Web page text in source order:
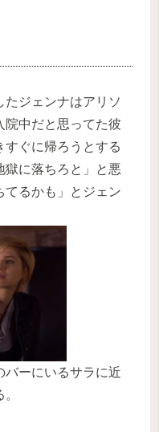
たジェンナはアリソ
院中だと思ってた彼
ぐに帰ろうとする
獄に落ちろと」と悪
てるかも」とジェン
バーにいるサラに近